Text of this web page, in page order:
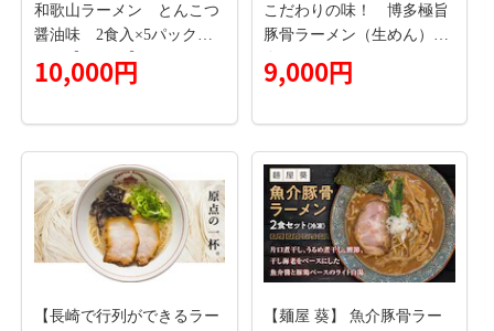
和歌山ラーメン とんこつ
醤油味 2食入×5パックセ
ット【ksw103】
10,000円
こだわりの味！ 博多極旨
豚骨ラーメン（生めん）10
食セット PC0105
9,000円
【長崎で行列ができるラー
【麺屋 葵】 魚介豚骨ラー